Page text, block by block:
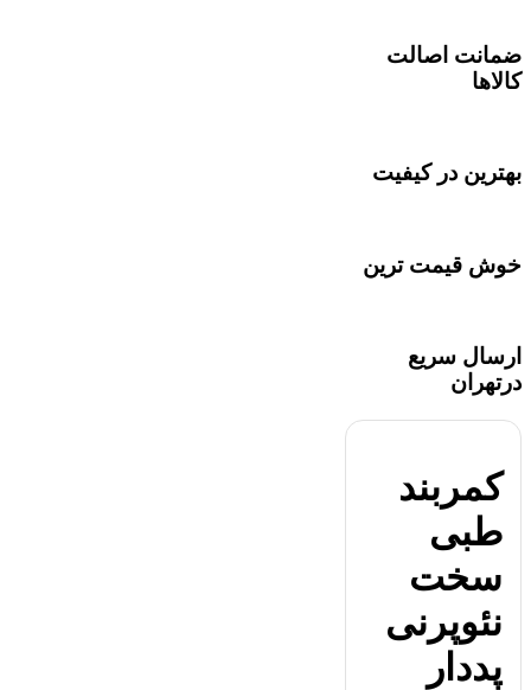
ضمانت اصالت
کالاها
بهترین در کیفیت
خوش قیمت ترین
ارسال سریع
درتهران
کمربند
طبی
سخت
نئوپرنی
پددار